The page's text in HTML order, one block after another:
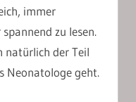
immer
zu lesen.
natürlich der Teil
Neonatologe geht.